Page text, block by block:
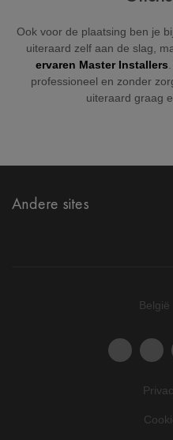
Ook voor de plaatsing ben je
uiteraard zelf aan de slag,
ervaren Master Installers
professioneel en zonder
uiteraard graag
Andere sites
België